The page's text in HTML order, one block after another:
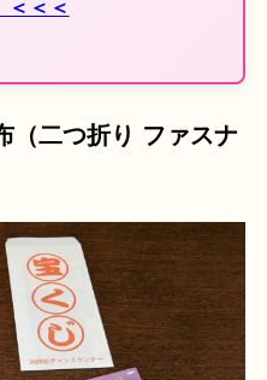
＜＜＜
（二つ折り ファスナ